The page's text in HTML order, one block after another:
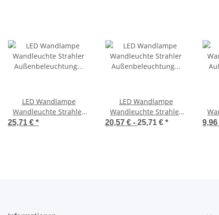
LED Wandlampe
Wandleuchte Strahler
Außenbeleuchtung Weiß
25,71 € *
LED Wandlampe
Wandleuchte Strahler
Außenbeleuchtung 6W
20,57 € - 25,71 € *